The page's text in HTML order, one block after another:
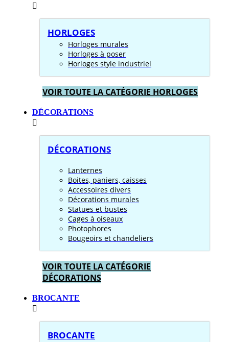
HORLOGES
Horloges murales
Horloges à poser
Horloges style industriel
VOIR TOUTE LA CATÉGORIE HORLOGES
DÉCORATIONS
DÉCORATIONS
Lanternes
Boites, paniers, caisses
Accessoires divers
Décorations murales
Statues et bustes
Cages à oiseaux
Photophores
Bougeoirs et chandeliers
VOIR TOUTE LA CATÉGORIE
DÉCORATIONS
BROCANTE
BROCANTE